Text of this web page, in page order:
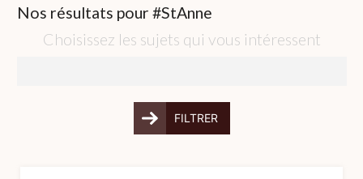
Nos résultats pour #StAnne
Choisissez les sujets qui vous intéressent
FILTRER